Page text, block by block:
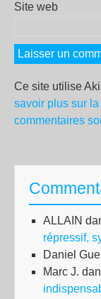
Site web
Ce site utilise
savoir plus sur
commentaires
ALLAIN
répressif,
Daniel
Marc J.